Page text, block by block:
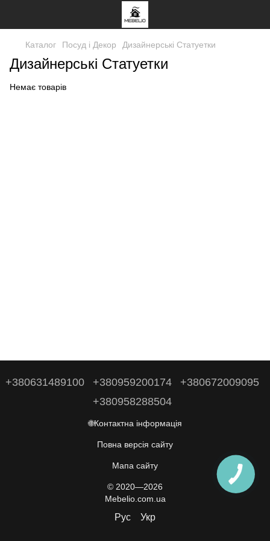
Каталог Посуд і Декор Дизайнерські Статуетки
Дизайнерські Статуетки
Немає товарів
+380631489100 +380959200174
+380672009095
+380958288504
🌐Контактна інформація
Повна версія сайту
Мапа сайту
© 2020—2026
Mebelio.com.ua
Рус Укр